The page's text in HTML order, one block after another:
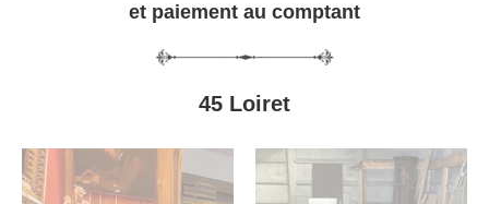
et paiement au comptant
45 Loiret